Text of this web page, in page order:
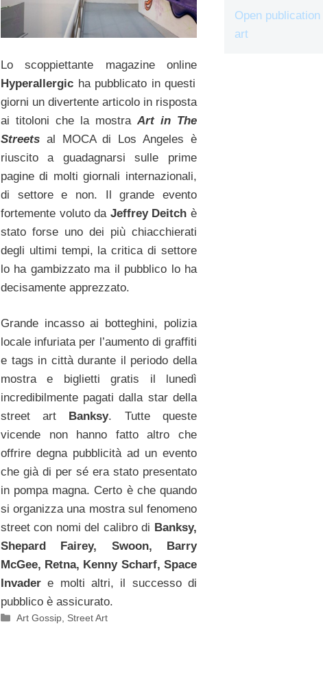
Lo scoppiettante magazine online
Hyperallergicha pubblicato in questi
giorni un divertente articolo in risposta
ai titoloni che la mostra Art in The
Streetsal MOCA di Los Angeles è
riuscito a guadagnarsi sulle prime
pagine di molti giornali internazionali,
di settore e non. Il grande evento
fortemente voluto da Jeffrey Deitch è
stato forse uno dei più chiacchierati
degli ultimi tempi, la critica di settore
lo ha gambizzato ma il pubblico lo ha
decisamente apprezzato.
Grande incasso ai botteghini, polizia
locale infuriata per l’aumento di graffiti
e tags in città durante il periodo della
mostra e biglietti gratis il lunedì
incredibilmente pagati dalla star della
street art Banksy. Tutte queste
vicende non hanno fatto altro che
offrire degna pubblicità ad un evento
che già di per sé era stato presentato
in pompa magna. Certo è che quando
si organizza una mostra sul fenomeno
street con nomi del calibro di Banksy,
Shepard Fairey, Swoon, Barry
McGee, Retna, Kenny Scharf, Space
Invadere molti altri, il successo di
pubblico è assicurato.
Categorie
Art Gossip Street Art
Open publication
art